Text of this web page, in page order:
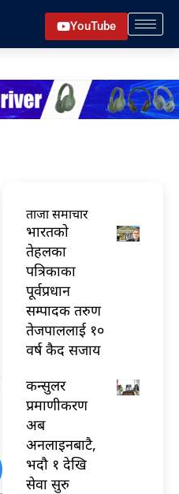
YouTube
ताजा समाचार
भारतकाे
तेहलका
पत्रिकाका
पूर्वप्रधान
सम्पादक तरुण
तेजपाललाई १०
वर्ष कैद सजाय
कन्सुलर
प्रमाणीकरण
अब
अनलाइनबाटै,
भदौ १ देखि
सेवा सुरु